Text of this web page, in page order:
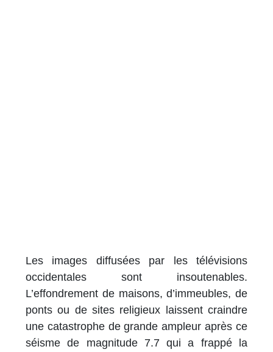
Les images diffusées par les télévisions
occidentales sont insoutenables.
L’effondrement de maisons, d’immeubles, de
ponts ou de sites religieux laissent craindre
une catastrophe de grande ampleur après ce
séisme de magnitude 7.7 qui a frappé la